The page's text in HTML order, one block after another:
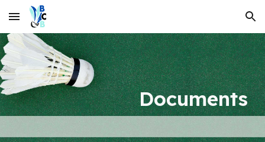
Skip to main content Skip to navigation
Documents